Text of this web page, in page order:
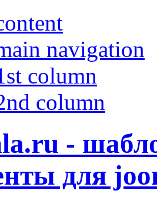
navigation
column
column
-
для